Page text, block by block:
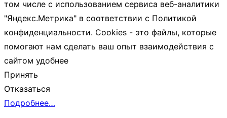
том числе с использованием сервиса веб-аналитики
"Яндекс.Метрика" в соответствии с Политикой
конфиденциальности. Cookies - это файлы, которые
помогают нам сделать ваш опыт взаимодействия с
сайтом удобнее
Принять
Отказаться
Подробнее…